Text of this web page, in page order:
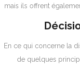
mais ils offrent
En ce qui concerne la
de quelques